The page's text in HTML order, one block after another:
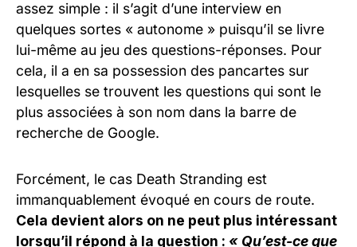
assez simple : il s’agit d’une interview en
quelques sortes « autonome » puisqu’il se livre
lui-même au jeu des questions-réponses. Pour
cela, il a en sa possession des pancartes sur
lesquelles se trouvent les questions qui sont le
plus associées à son nom dans la barre de
recherche de Google.
Forcément, le cas Death Stranding est
immanquablement évoqué en cours de route.
Cela devient alors on ne peut plus intéressant
lorsqu’il répond à la question : « Qu’est-ce que